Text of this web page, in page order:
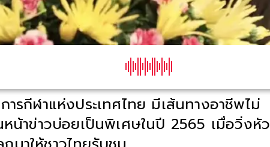
กีฬาแห่งประเทศไทย มีเส้นทางอาชีพไม่
น้าข่าวบ่อยเป็นพิเศษในปี 2565 เมื่อวิ่งหัว